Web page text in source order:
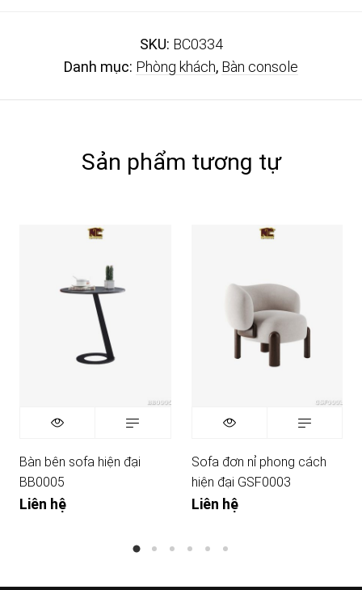
SKU: BC0334
Danh mục: Phòng khách, Bàn console
Sản phẩm tương tự
Bàn bên sofa hiện đại
BB0005
Liên hệ
Sofa đơn nỉ phong cách
hiện đại GSF0003
Liên hệ